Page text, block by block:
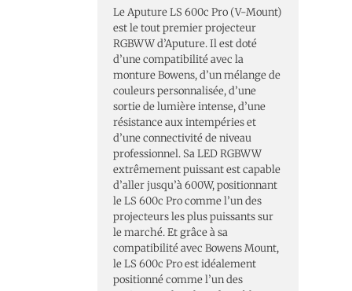
Le Aputure LS 600c Pro (V-Mount)
est le tout premier projecteur
RGBWW d’Aputure. Il est doté
d’une compatibilité avec la
monture Bowens, d’un mélange de
couleurs personnalisée, d’une
sortie de lumière intense, d’une
résistance aux intempéries et
d’une connectivité de niveau
professionnel. Sa LED RGBWW
extrêmement puissant est capable
d’aller jusqu’à 600W, positionnant
le LS 600c Pro comme l’un des
projecteurs les plus puissants sur
le marché. Et grâce à sa
compatibilité avec Bowens Mount,
le LS 600c Pro est idéalement
positionné comme l’un des